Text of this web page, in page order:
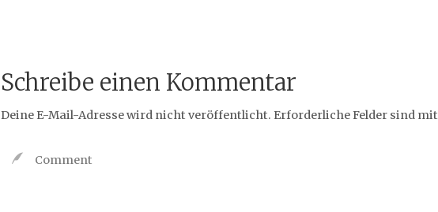
Schreibe einen Kommentar
Deine E-Mail-Adresse wird nicht veröffentlicht. Erforderliche Felder sind mit